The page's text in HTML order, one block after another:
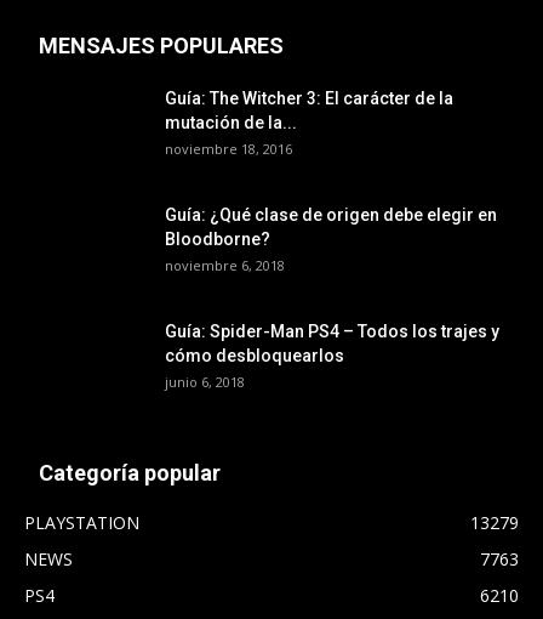
MENSAJES POPULARES
Guía: The Witcher 3: El carácter de la
mutación de la...
noviembre 18, 2016
Guía: ¿Qué clase de origen debe elegir en
Bloodborne?
noviembre 6, 2018
Guía: Spider-Man PS4 – Todos los trajes y
cómo desbloquearlos
junio 6, 2018
Categoría popular
PLAYSTATION
13279
NEWS
7763
PS4
6210